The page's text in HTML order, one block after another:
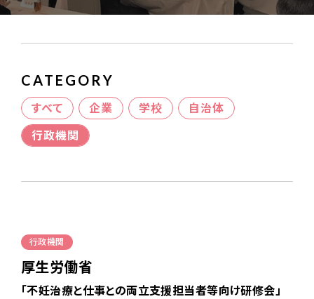
CATEGORY
すべて 企業 学校 自治体
行政機関
行政機関
厚生労働省
「不妊治療と仕事との両立支援担当者等向け研修会」
パートナー
お問い合わせはこちら